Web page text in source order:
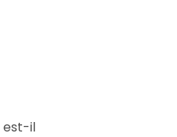
est-il